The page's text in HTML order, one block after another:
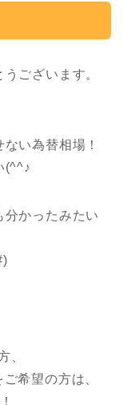
ございます。
い為替相場！
(^^♪
分かったみたい
、
希望の方は、